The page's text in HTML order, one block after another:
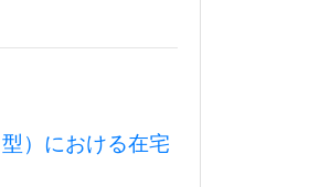
）における在宅